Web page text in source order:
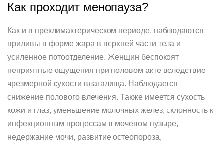
Как проходит менопауза?
Как и в преклимактерическом периоде, наблюдаются
приливы в форме жара в верхней части тела и
усиленное потоотделение. Женщин беспокоят
неприятные ощущения при половом акте вследствие
чрезмерной сухости влагалища. Наблюдается
снижение полового влечения. Также имеется сухость
кожи и глаз, уменьшение молочных желез, склонность к
инфекционным процессам в мочевом пузыре,
недержание мочи, развитие остеопороза,